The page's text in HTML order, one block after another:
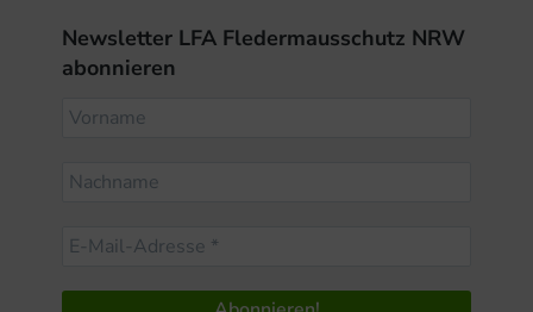
Newsletter LFA Fledermausschutz NRW
abonnieren